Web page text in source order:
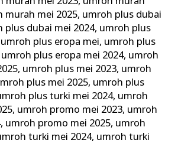
murah mei 2025, umroh plus dubai
plus dubai mei 2024, umroh plus
umroh plus eropa mei, umroh plus
umroh plus eropa mei 2024, umroh
, umroh plus mei 2023, umroh
plus mei 2025, umroh plus
plus turki mei 2024, umroh
, umroh promo mei 2023, umroh
, umroh promo mei 2025, umroh
turki mei 2024, umroh turki